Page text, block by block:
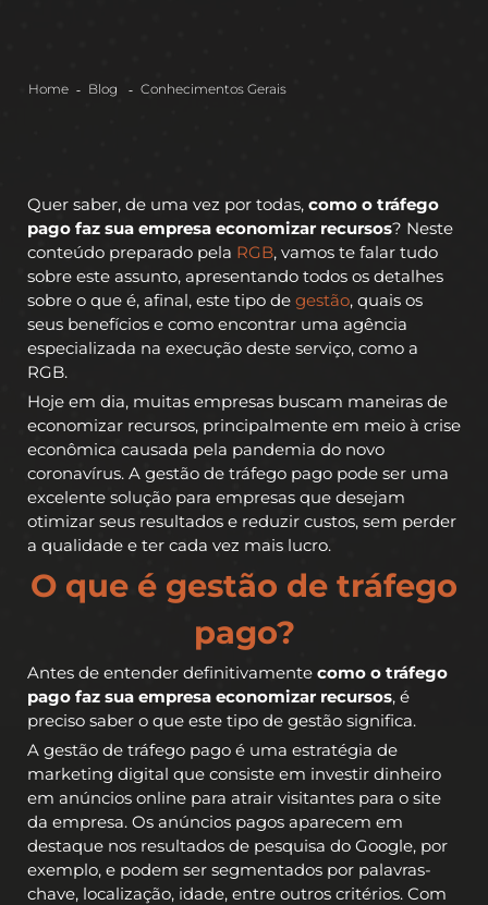
Home Blog Conhecimentos Gerais
Quer saber, de uma vez por todas, como o tráfego
pago faz sua empresa economizar recursos? Neste
conteúdo preparado pela RGB, vamos te falar tudo
sobre este assunto, apresentando todos os detalhes
sobre o que é, afinal, este tipo de gestão, quais os
seus benefícios e como encontrar uma agência
especializada na execução deste serviço, como a
RGB.
Hoje em dia, muitas empresas buscam maneiras de
economizar recursos, principalmente em meio à crise
econômica causada pela pandemia do novo
coronavírus. A gestão de tráfego pago pode ser uma
excelente solução para empresas que desejam
otimizar seus resultados e reduzir custos, sem perder
a qualidade e ter cada vez mais lucro.
O que é gestão de tráfego
pago?
Antes de entender definitivamente como o tráfego
pago faz sua empresa economizar recursos, é
preciso saber o que este tipo de gestão significa.
A gestão de tráfego pago é uma estratégia de
marketing digital que consiste em investir dinheiro
em anúncios online para atrair visitantes para o site
da empresa. Os anúncios pagos aparecem em
destaque nos resultados de pesquisa do Google, por
exemplo, e podem ser segmentados por palavras-
chave, localização, idade, entre outros critérios. Com